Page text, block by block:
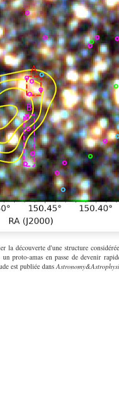
la découverte d'une structure
proto-amas en passe de devenir
est publiée dans